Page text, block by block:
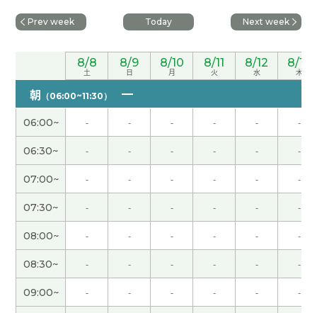
( 50代 男性 )
你见面的大阪人有点奇怪。我觉得非常少的种类。
我没遇到过这样的人。不要想想日本人是这样的。
下次见！( 40代 男性 )
大约三个月没见了，这次能再见到您，我真的很开
心！今天聊了很多中国电视剧的话题，我也学到了
不少东西！特别是“他不是我的菜”这个表达，很有
意思。フェイ老师，原来您也看了这么多电视剧
啊！每次我一说电视剧的名字，您马上就能反应过
来，真让我佩服😝期待下次见！
今天的聊天也很开心，下次见！ ( 男性 )
Prev week Today Next week
8/8
土
8/9
日
8/10
月
8/11
火
8/12
水
8/13
木
朝 （06:00~11:30）
06:00~ - - - - - -
06:30~ - - - - - -
07:00~ - - - - - -
07:30~ - - - - - -
08:00~ - - - - - -
08:30~ - - - - - -
09:00~ - - - - - -